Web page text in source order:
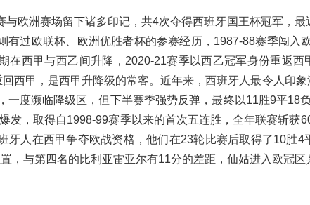
欧洲赛场留下诸多印记，共4次夺得西班牙国王杯冠军，最
过欧联杯、欧洲优胜者杯的参赛经历，1987-88赛季闯入
在西甲与西乙间升降，2020-21赛季以西乙冠军身份重返西
西甲，是西甲升降级的常客。近年来，西班牙人最令人印
一度濒临降级区，但下半赛季强势反弹，最终以11胜9平18
发，取得自1998-99赛季以来的首次五连胜，全年联赛斩获
牙人在西甲争夺欧战资格，他们在23轮比赛后取得了10胜4
，与第四名的比利亚雷亚尔有11分的差距，仙姑进入欧冠区